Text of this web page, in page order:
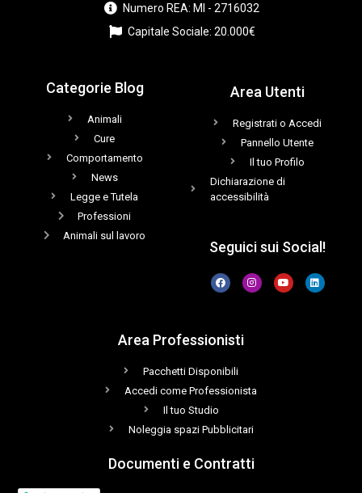
Numero REA: MI - 2716032
Capitale Sociale: 20.000€
Categorie Blog
Animali
Cure
Comportamento
News
Legge e Tutela
Professioni
Animali sul lavoro
Area Utenti
Registrati o Accedi
Pannello Utente
Il tuo Profilo
Dichiarazione di
accessibilità
Seguici sui Social!
Area Professionisti
Pacchetti Disponibili
Accedi come Professionista
Il tuo Studio
Noleggia spazi Pubblicitari
Documenti e Contratti